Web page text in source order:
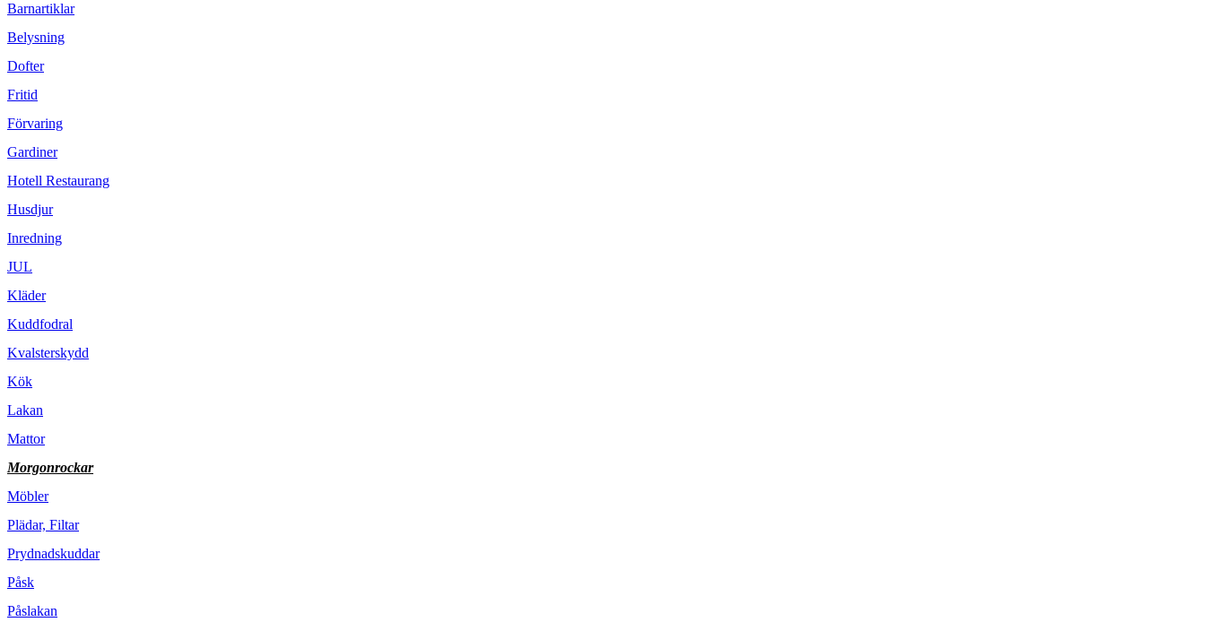
Barnartiklar
Belysning
Dofter
Fritid
Förvaring
Gardiner
Hotell Restaurang
Husdjur
Inredning
JUL
Kläder
Kuddfodral
Kvalsterskydd
Kök
Lakan
Mattor
Morgonrockar
Möbler
Plädar, Filtar
Prydnadskuddar
Påsk
Påslakan